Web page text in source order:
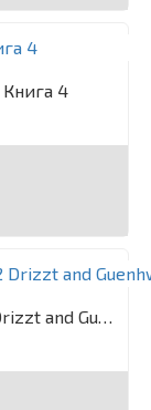
4
Фигурка Funko POP! Games D&D S2 Drizzt and Guenhwyvar 2PK